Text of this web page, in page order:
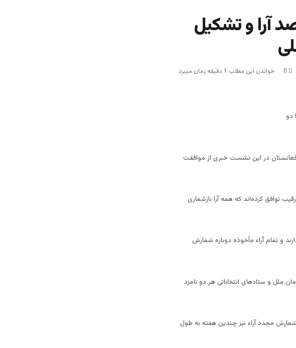
بازشماری 100درصد آرا و تشکیل
0 خواندن این مطلب 1 دقیقه زمان میبرد
دو
در این نشست خبری از موافقت
توافق کرده‌اند که همه آرا بازشماری
و تمام آراء مأخوذه دوباره شمارش
ملل و ستادهای انتخاباتی هر دو نامزد
مجدد آراء نیز چندین هفته به طول